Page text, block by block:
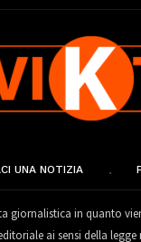
UNA NOTIZIA
giornalistica in quanto
ai sensi della legge